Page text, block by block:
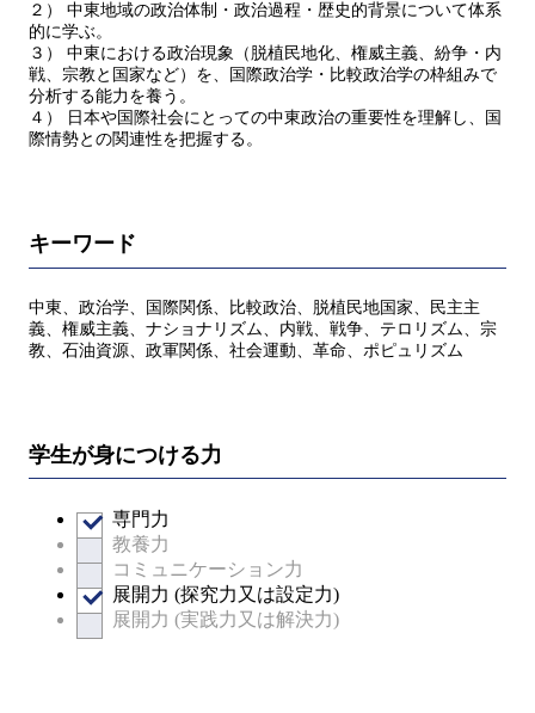
２） 中東地域の政治体制・政治過程・歴史的背景について体系
的に学ぶ。
３） 中東における政治現象（脱植民地化、権威主義、紛争・内
戦、宗教と国家など）を、国際政治学・比較政治学の枠組みで
分析する能力を養う。
４） 日本や国際社会にとっての中東政治の重要性を理解し、国
際情勢との関連性を把握する。
キーワード
中東、政治学、国際関係、比較政治、脱植民地国家、民主主
義、権威主義、ナショナリズム、内戦、戦争、テロリズム、宗
教、石油資源、政軍関係、社会運動、革命、ポピュリズム
学生が身につける力
専門力
教養力
コミュニケーション力
展開力 (探究力又は設定力)
展開力 (実践力又は解決力)